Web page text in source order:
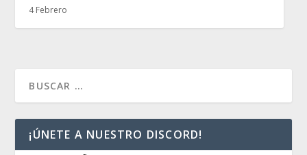
4 Febrero
¡ÚNETE A NUESTRO DISCORD!